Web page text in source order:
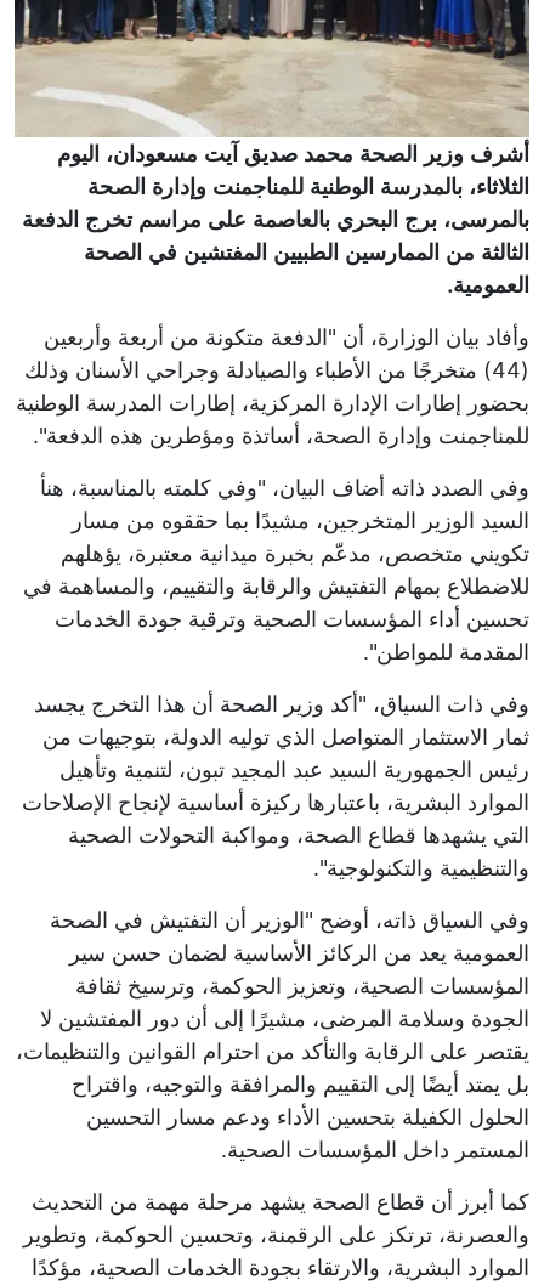
أشرف وزير الصحة محمد صديق آيت مسعودان، اليوم
الثلاثاء، بالمدرسة الوطنية للمناجمنت وإدارة الصحة
بالمرسى، برج البحري بالعاصمة على مراسم تخرج الدفعة
الثالثة من الممارسين الطبيين المفتشين في الصحة
العمومية.
وأفاد بيان الوزارة، أن "الدفعة متكونة من أربعة وأربعين
(44) متخرجًا من الأطباء والصيادلة وجراحي الأسنان وذلك
بحضور إطارات الإدارة المركزية، إطارات المدرسة الوطنية
للمناجمنت وإدارة الصحة، أساتذة ومؤطرين هذه الدفعة".
وفي الصدد ذاته أضاف البيان، "وفي كلمته بالمناسبة، هنأ
السيد الوزير المتخرجين، مشيدًا بما حققوه من مسار
تكويني متخصص، مدعّم بخبرة ميدانية معتبرة، يؤهلهم
للاضطلاع بمهام التفتيش والرقابة والتقييم، والمساهمة في
تحسين أداء المؤسسات الصحية وترقية جودة الخدمات
المقدمة للمواطن".
وفي ذات السياق، "أكد وزير الصحة أن هذا التخرج يجسد
ثمار الاستثمار المتواصل الذي توليه الدولة، بتوجيهات من
رئيس الجمهورية السيد عبد المجيد تبون، لتنمية وتأهيل
الموارد البشرية، باعتبارها ركيزة أساسية لإنجاح الإصلاحات
التي يشهدها قطاع الصحة، ومواكبة التحولات الصحية
والتنظيمية والتكنولوجية".
وفي السياق ذاته، أوضح "الوزير أن التفتيش في الصحة
العمومية يعد من الركائز الأساسية لضمان حسن سير
المؤسسات الصحية، وتعزيز الحوكمة، وترسيخ ثقافة
الجودة وسلامة المرضى، مشيرًا إلى أن دور المفتشين لا
يقتصر على الرقابة والتأكد من احترام القوانين والتنظيمات،
بل يمتد أيضًا إلى التقييم والمرافقة والتوجيه، واقتراح
الحلول الكفيلة بتحسين الأداء ودعم مسار التحسين
المستمر داخل المؤسسات الصحية.
كما أبرز أن قطاع الصحة يشهد مرحلة مهمة من التحديث
والعصرنة، ترتكز على الرقمنة، وتحسين الحوكمة، وتطوير
الموارد البشرية، والارتقاء بجودة الخدمات الصحية، مؤكدًا